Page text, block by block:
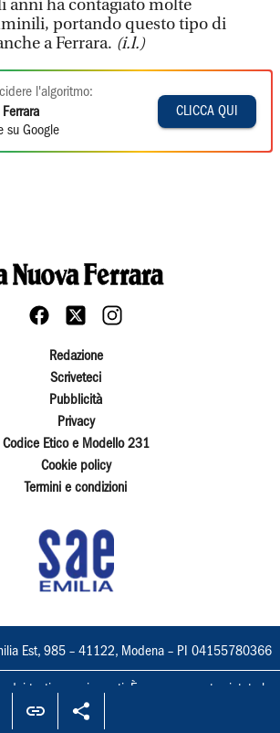
anni ha contagiato molte
portando questo tipo di
a Ferrara. (i.l.)
l'algoritmo:
Ferrara
su Google
CLICCA QUI
Redazione
Scriveteci
Pubblicità
Privacy
Codice Etico e Modello 231
Cookie policy
Termini e condizioni
Est, 985 – 41122, Modena – PI 04155780366
testi sono riservati. È espressamente vietata la
mezzo e l'adattamento totale o parziale.